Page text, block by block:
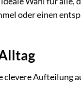
oder einen
clevere Aufteilung